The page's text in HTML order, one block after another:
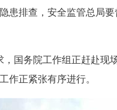
患排查，安全监管总局
国务院工作组正赶赴现
作正紧张有序进行。